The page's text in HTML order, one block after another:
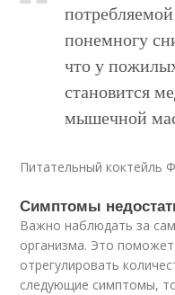
понемногу
что у
становится
мышечной
Питательный коктейль
Симптомы
Важно наблюдать за
организма. Это
отрегулировать
следующие симптомы,